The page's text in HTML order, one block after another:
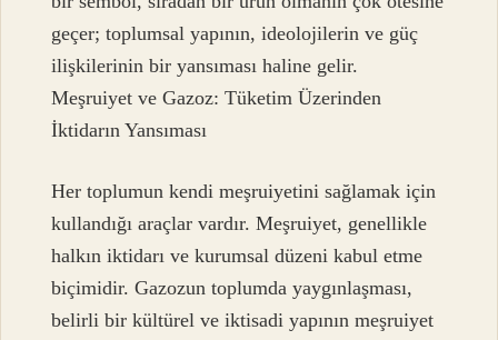
geçer; toplumsal yapının, ideolojilerin ve güç
ilişkilerinin bir yansıması haline gelir.
Meşruiyet ve Gazoz: Tüketim Üzerinden
İktidarın Yansıması
Her toplumun kendi meşruiyetini sağlamak için
kullandığı araçlar vardır. Meşruiyet, genellikle
halkın iktidarı ve kurumsal düzeni kabul etme
biçimidir. Gazozun toplumda yaygınlaşması,
belirli bir kültürel ve iktisadi yapının meşruiyet